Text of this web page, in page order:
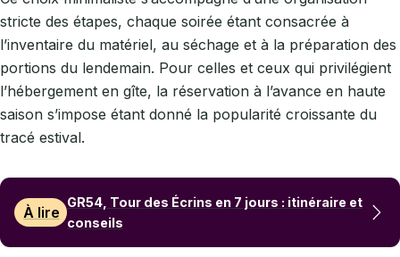
stricte des étapes, chaque soirée étant consacrée à
l’inventaire du matériel, au séchage et à la préparation des
portions du lendemain. Pour celles et ceux qui privilégient
l’hébergement en gîte, la réservation à l’avance en haute
saison s’impose étant donné la popularité croissante du
tracé estival.
À lire
GR54, Tour des Écrins en 7 jours : itinéraire et
conseils